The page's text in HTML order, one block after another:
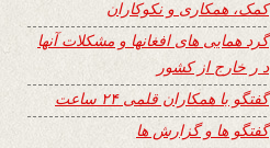
کمک، همکاری و نکوکاران
گرد همایی های افغانها و مشکلات آنها
د ر خارج از کشور
گفتگو با همکاران قلمی ۲۴ ساعت
گفتگو ها و گزارش ها